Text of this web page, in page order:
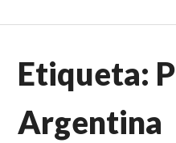
al VENDER+LIBROS
Etiqueta:
Argentina